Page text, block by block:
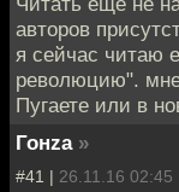
авторов
я сейчас читаю
революцию".
Пугаете или в
Гонzа »
#41 | 26.11.16 02:45